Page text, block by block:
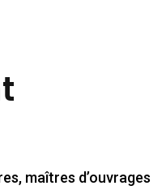
maîtres d’ouvrages